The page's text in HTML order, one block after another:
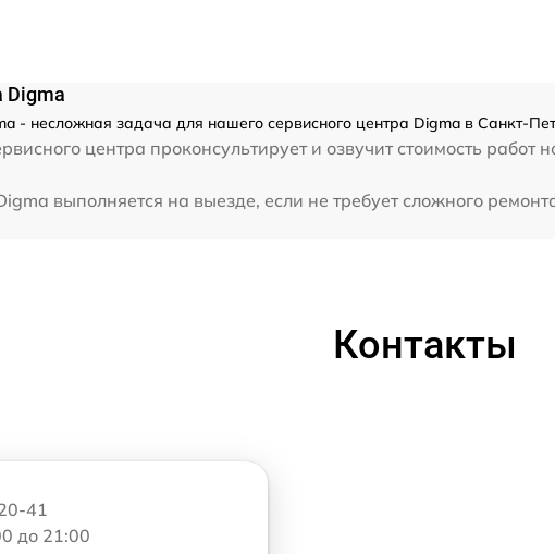
Digma
- несложная задача для нашего сервисного центра Digma в Санкт-
центра проконсультирует и озвучит стоимость
выполняется на выезде, если не требует сложного
Контакты
41
до 21:00